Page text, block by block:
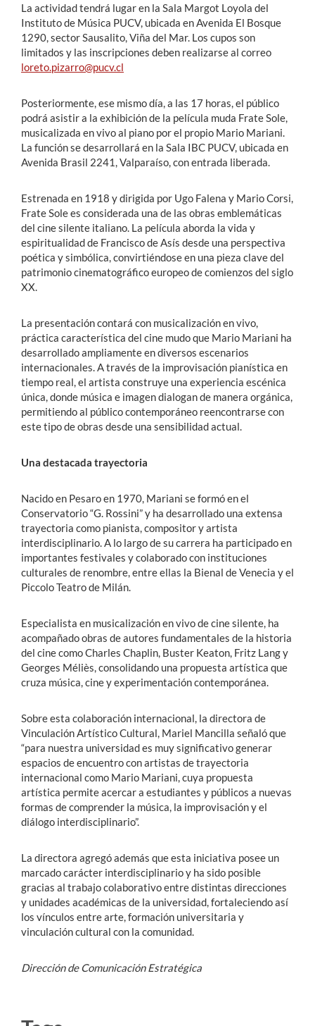
La actividad tendrá lugar en la Sala Margot Loyola del
Instituto de Música PUCV, ubicada en Avenida El Bosque
1290, sector Sausalito, Viña del Mar. Los cupos son
limitados y las inscripciones deben realizarse al correo
loreto.pizarro@pucv.cl
Posteriormente, ese mismo día, a las 17 horas, el público
podrá asistir a la exhibición de la película muda Frate Sole,
musicalizada en vivo al piano por el propio Mario Mariani.
La función se desarrollará en la Sala IBC PUCV, ubicada en
Avenida Brasil 2241, Valparaíso, con entrada liberada.
Estrenada en 1918 y dirigida por Ugo Falena y Mario Corsi,
Frate Sole es considerada una de las obras emblemáticas
del cine silente italiano. La película aborda la vida y
espiritualidad de Francisco de Asís desde una perspectiva
poética y simbólica, convirtiéndose en una pieza clave del
patrimonio cinematográfico europeo de comienzos del siglo
XX.
La presentación contará con musicalización en vivo,
práctica característica del cine mudo que Mario Mariani ha
desarrollado ampliamente en diversos escenarios
internacionales. A través de la improvisación pianística en
tiempo real, el artista construye una experiencia escénica
única, donde música e imagen dialogan de manera orgánica,
permitiendo al público contemporáneo reencontrarse con
este tipo de obras desde una sensibilidad actual.
Una destacada trayectoria
Nacido en Pesaro en 1970, Mariani se formó en el
Conservatorio “G. Rossini” y ha desarrollado una extensa
trayectoria como pianista, compositor y artista
interdisciplinario. A lo largo de su carrera ha participado en
importantes festivales y colaborado con instituciones
culturales de renombre, entre ellas la Bienal de Venecia y el
Piccolo Teatro de Milán.
Especialista en musicalización en vivo de cine silente, ha
acompañado obras de autores fundamentales de la historia
del cine como Charles Chaplin, Buster Keaton, Fritz Lang y
Georges Méliès, consolidando una propuesta artística que
cruza música, cine y experimentación contemporánea.
Sobre esta colaboración internacional, la directora de
Vinculación Artístico Cultural, Mariel Mancilla señaló que
“para nuestra universidad es muy significativo generar
espacios de encuentro con artistas de trayectoria
internacional como Mario Mariani, cuya propuesta
artística permite acercar a estudiantes y públicos a nuevas
formas de comprender la música, la improvisación y el
diálogo interdisciplinario”.
La directora agregó además que esta iniciativa posee un
marcado carácter interdisciplinario y ha sido posible
gracias al trabajo colaborativo entre distintas direcciones
y unidades académicas de la universidad, fortaleciendo así
los vínculos entre arte, formación universitaria y
vinculación cultural con la comunidad.
Dirección de Comunicación Estratégica